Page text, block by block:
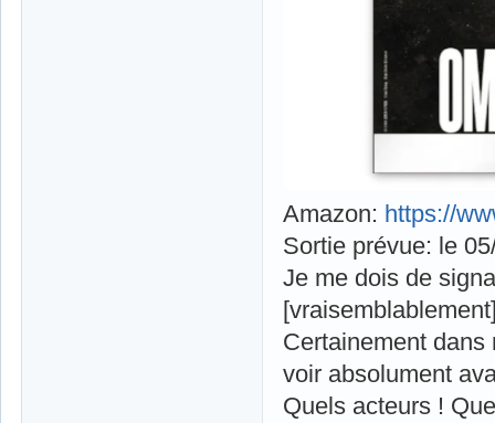
Amazon: https://
Sortie prévue: le
Je me dois de
Certainement
voir absolument
Quels acteurs !